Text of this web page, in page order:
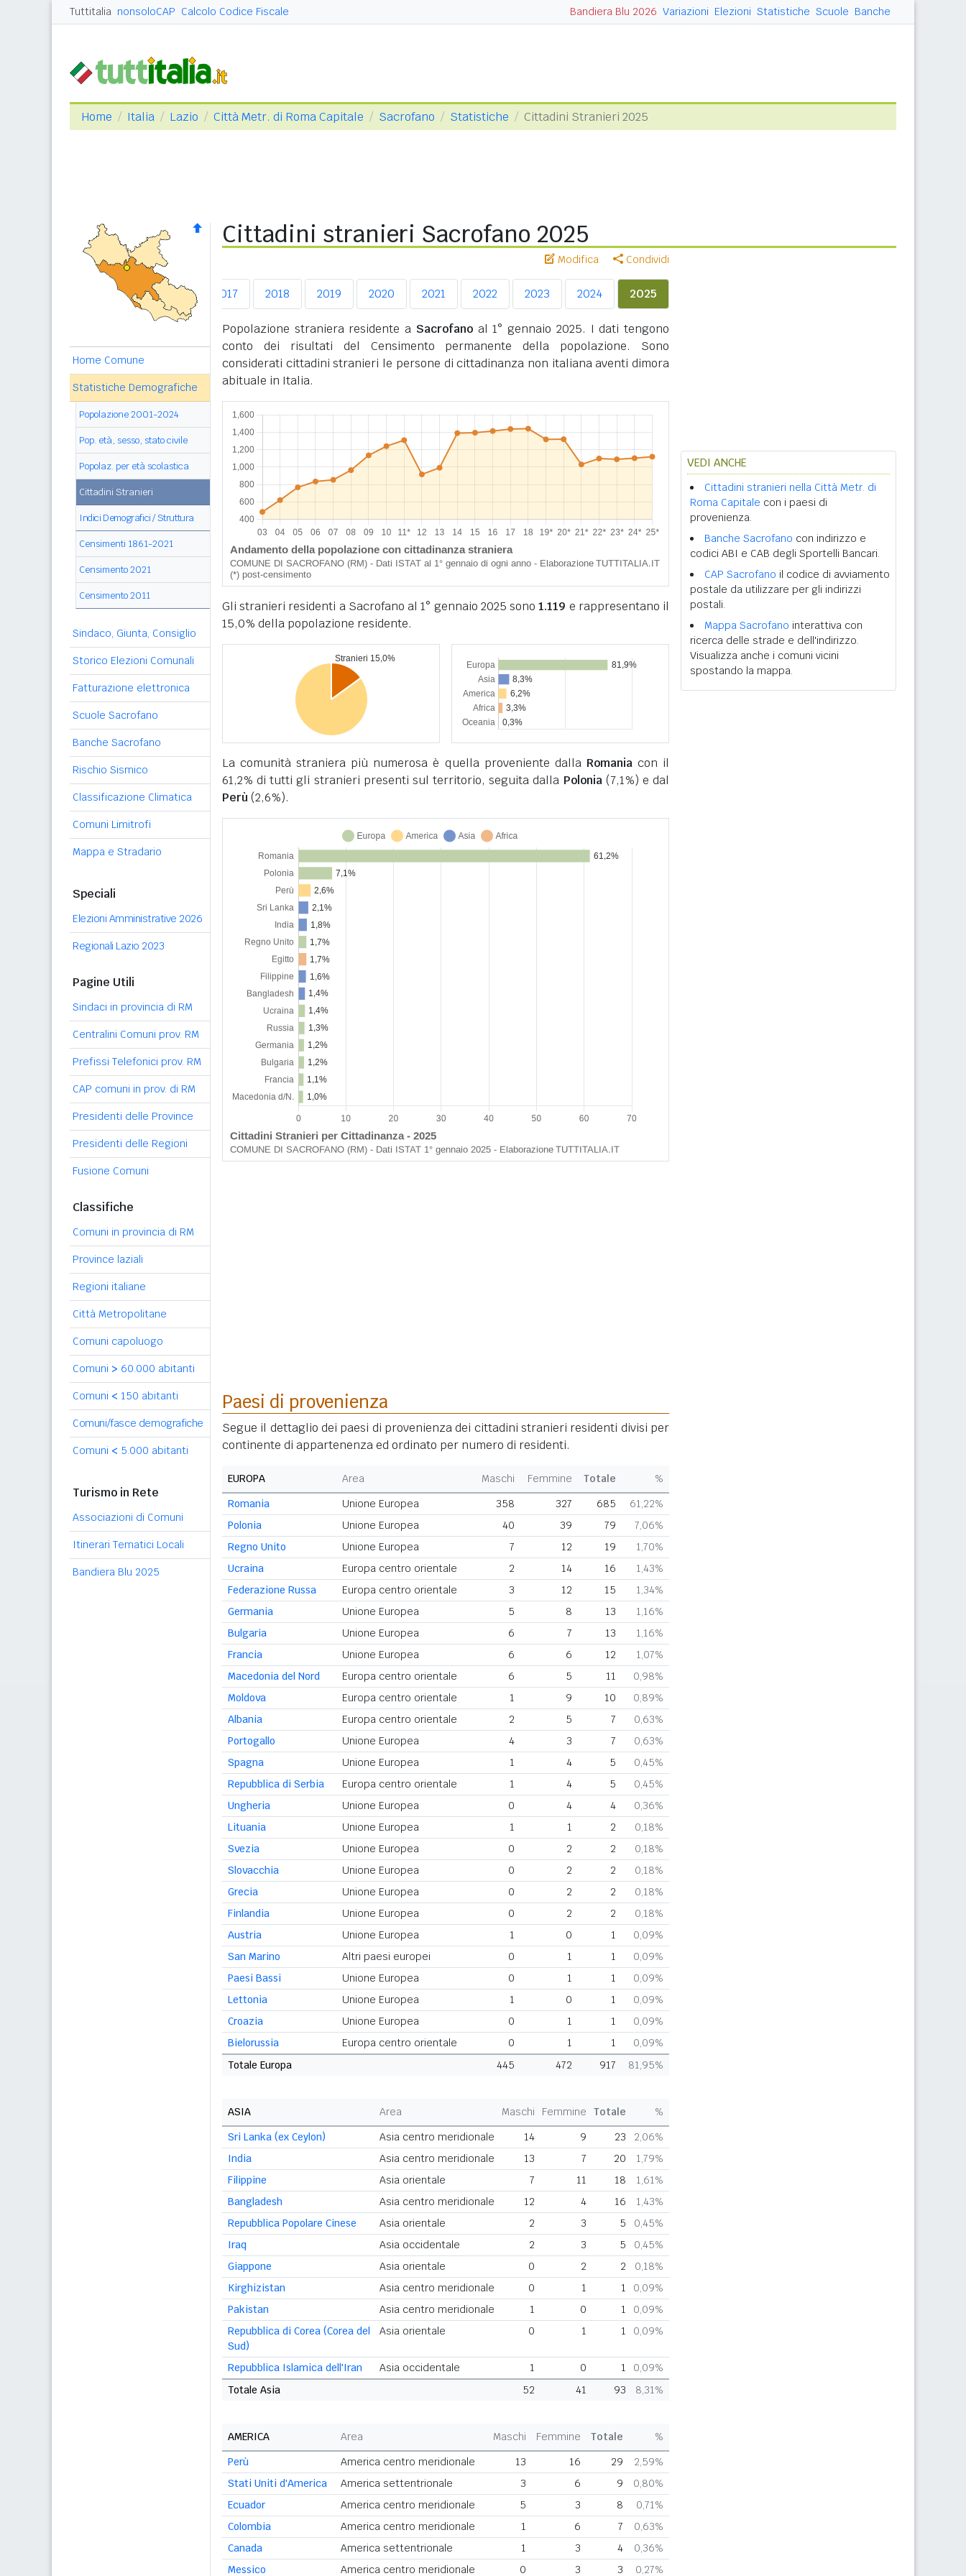
Tuttitalia nonsoloCAP Calcolo Codice Fiscale Bandiera Blu 2026 Variazioni Elezioni Statistiche Scuole Banche
Home Italia Lazio Città Metr. di Roma Capitale Sacrofano Statistiche Cittadini Stranieri 2025
Home Comune
Statistiche Demografiche
Popolazione 2001-2024
Pop. età, sesso, stato civile
Popolaz. per età scolastica
Cittadini Stranieri
Indici Demografici / Struttura
Censimenti 1861-2021
Censimento 2021
Censimento 2011
Sindaco, Giunta, Consiglio
Storico Elezioni Comunali
Fatturazione elettronica
Scuole Sacrofano
Banche Sacrofano
Rischio Sismico
Classificazione Climatica
Comuni Limitrofi
Mappa e Stradario
Speciali
Elezioni Amministrative 2026
Regionali Lazio 2023
Pagine Utili
Sindaci in provincia di RM
Centralini Comuni prov. RM
Prefissi Telefonici prov. RM
CAP comuni in prov. di RM
Presidenti delle Province
Presidenti delle Regioni
Fusione Comuni
Classifiche
Comuni in provincia di RM
Province laziali
Regioni italiane
Città Metropolitane
Comuni capoluogo
Comuni > 60.000 abitanti
Comuni < 150 abitanti
Comuni/fasce demografiche
Comuni < 5.000 abitanti
Turismo in Rete
Associazioni di Comuni
Itinerari Tematici Locali
Bandiera Blu 2025
Cittadini stranieri Sacrofano 2025
Modifica Condividi
2015 2016 2017 2018 2019 2020 2021 2022 2023 2024 2025
Popolazione straniera residente a Sacrofanoal 1° gennaio 2025. I dati tengono
conto dei risultati del Censimento permanente della popolazione. Sono
considerati cittadini stranieri le persone di cittadinanza non italiana aventi dimora
abituale in Italia.
Gli stranieri residenti a Sacrofano al 1° gennaio 2025 sono1.119 e rappresentano il
15,0% della popolazione residente.
La comunità straniera più numerosa è quella proveniente dalla Romaniacon il
61,2% di tutti gli stranieri presenti sul territorio, seguita dalla Polonia(7,1%) e dal
Perù(2,6%).
Paesi di provenienza
Segue il dettaglio dei paesi di provenienza dei cittadini stranieri residenti divisi per
continente di appartenenza ed ordinato per numero di residenti.
EUROPA Area Maschi Femmine Totale
%
Romania
Unione Europea 358 327 685
61,22%
Polonia
Unione Europea 40 39 79
7,06%
Regno Unito
Unione Europea 7 12 19
1,70%
Ucraina
Europa centro orientale 2 14 16
1,43%
Federazione Russa
Europa centro orientale 3 12 15
1,34%
Germania
Unione Europea 5 8 13
1,16%
Bulgaria
Unione Europea 6 7 13
1,16%
Francia
Unione Europea 6 6 12
1,07%
Macedonia del Nord
Europa centro orientale 6 5 11
0,98%
Moldova
Europa centro orientale 1 9 10
0,89%
Albania
Europa centro orientale 2 5 7
0,63%
Portogallo
Unione Europea 4 3 7
0,63%
Spagna
Unione Europea 1 4 5
0,45%
Repubblica di Serbia
Europa centro orientale 1 4 5
0,45%
Ungheria
Unione Europea 0 4 4
0,36%
Lituania
Unione Europea 1 1 2
0,18%
Svezia
Unione Europea 0 2 2
0,18%
Slovacchia
Unione Europea 0 2 2
0,18%
Grecia
Unione Europea 0 2 2
0,18%
Finlandia
Unione Europea 0 2 2
0,18%
Austria
Unione Europea 1 0 1
0,09%
San Marino
Altri paesi europei 0 1 1
0,09%
Paesi Bassi
Unione Europea 0 1 1
0,09%
Lettonia
Unione Europea 1 0 1
0,09%
Croazia
Unione Europea 0 1 1
0,09%
Bielorussia
Europa centro orientale 0 1 1
0,09%
Totale Europa
445 472 917 81,95%
ASIA Area Maschi Femmine Totale
%
Sri Lanka (ex Ceylon)
Asia centro meridionale 14 9 23
2,06%
India
Asia centro meridionale 13 7 20
1,79%
Filippine
Asia orientale 7 11 18
1,61%
Bangladesh
Asia centro meridionale 12 4 16
1,43%
Repubblica Popolare Cinese
Asia orientale 2 3 5
0,45%
Iraq
Asia occidentale 2 3 5
0,45%
Giappone
Asia orientale 0 2 2
0,18%
Kirghizistan
Asia centro meridionale 0 1 1
0,09%
Pakistan
Asia centro meridionale 1 0 1
0,09%
Repubblica di Corea (Corea del
Sud)
Asia orientale 0 1 1 0,09%
Repubblica Islamica dell'Iran Asia occidentale 1 0 1
0,09%
Totale Asia
52 41 93 8,31%
AMERICA Area Maschi Femmine Totale
%
Perù
America centro meridionale 13 16 29
2,59%
Stati Uniti d'America
America settentrionale 3 6 9
0,80%
Ecuador
America centro meridionale 5 3 8
0,71%
Colombia
America centro meridionale 1 6 7
0,63%
Canada
America settentrionale 1 3 4
0,36%
Messico
America centro meridionale 0 3 3 0,27%
VEDI ANCHE
Cittadini stranieri nella Città Metr. di
Roma Capitale con i paesi di
provenienza.
Banche Sacrofano con indirizzo e
codici ABI e CAB degli Sportelli Bancari.
CAP Sacrofano il codice di avviamento
postale da utilizzare per gli indirizzi
postali.
Mappa Sacrofano interattiva con
ricerca delle strade e dell'indirizzo.
Visualizza anche i comuni vicini
spostando la mappa.